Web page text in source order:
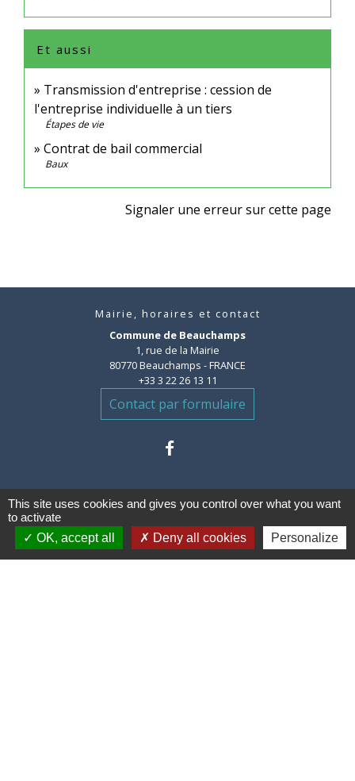
Et aussi
Transmission d'entreprise : cession de
l'entreprise individuelle à un tiers
Étapes de vie
Contrat de bail commercial
Baux
Signaler une erreur sur cette page
Mairie, horaires et contact
Commune de Beauchamps
1, rue de la Mairie
80770 Beauchamps - FRANCE
+33 3 22 26 13 11
Contact par formulaire
Liens
This site uses cookies and gives you control over what you want
to activate
OK, accept all
Deny all cookies Personalize